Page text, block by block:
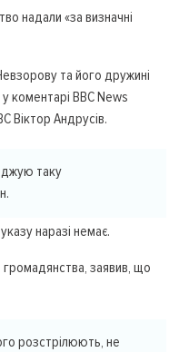
надали «за визначні
та його дружині
коментарі ВВС News
Віктор Андрусів.
таку
наразі немає.
заявив, що
розстрілюють, не